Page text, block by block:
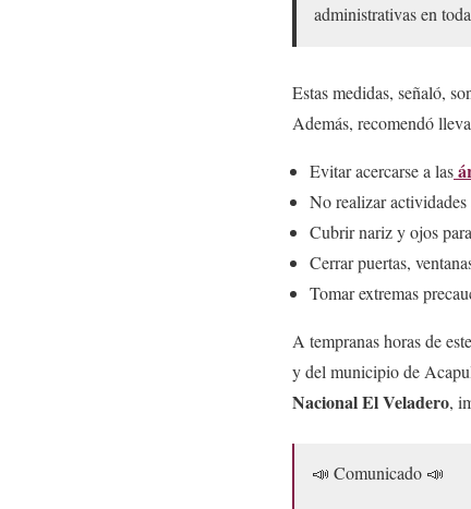
administrativas en
Estas medidas, señaló,
Además, recomendó
Evitar acercarse a las
No realizar
Cubrir nariz y ojos
Cerrar puertas,
Tomar extremas
A tempranas horas de
y del municipio de
Nacional El Veladero,
📣 Comunicado 📣